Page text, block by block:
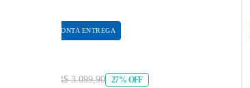
PRONTA ENTREGA
de R$ 3.099,90 27% OFF